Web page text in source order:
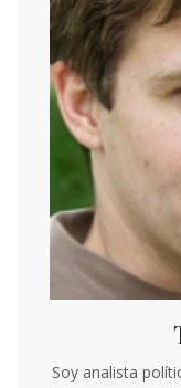
Soy analista